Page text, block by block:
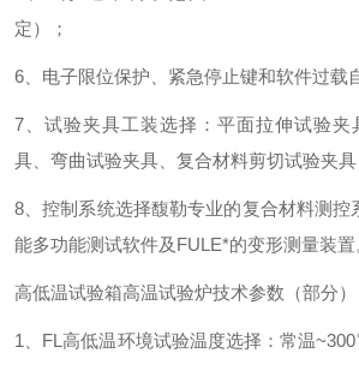
定）；
6 、电子限位保护、紧急停止键和软件过载
7 试验夹具工装选择 ： 平面拉伸试验夹
具 、弯曲试验夹具 复合材料剪切试验夹具
8、控制系统选择馥勒专业的复合材料测控
能多功能测试软件及FULE*的变形测量装置
高低温试验箱高温试验炉技术参数 （部分）
1、 FL高低温环境试验温度选择：常温